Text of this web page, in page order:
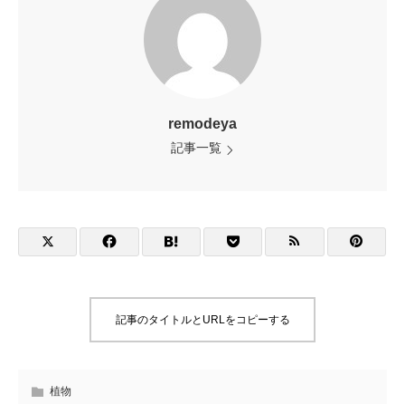
remodeya
記事一覧
記事のタイトルとURLをコピーする
植物